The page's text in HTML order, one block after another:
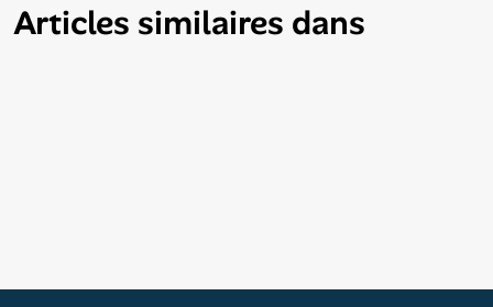
Articles similaires dans